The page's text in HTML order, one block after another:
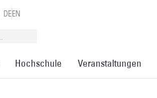
DEEN
Hochschule Veranstaltungen